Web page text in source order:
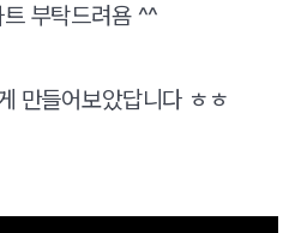
부탁드려욤 ^^
만들어보았답니다 ㅎㅎ